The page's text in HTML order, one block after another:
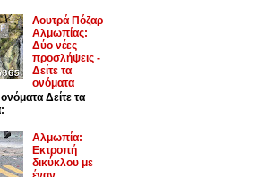
Λουτρά Πόζαρ
Αλμωπίας:
Δύο νέες
προσλήψεις -
Δείτε τα
ονόματα
ονόματα Δείτε τα
Αλμωπία:
Εκτροπή
δικύκλου με